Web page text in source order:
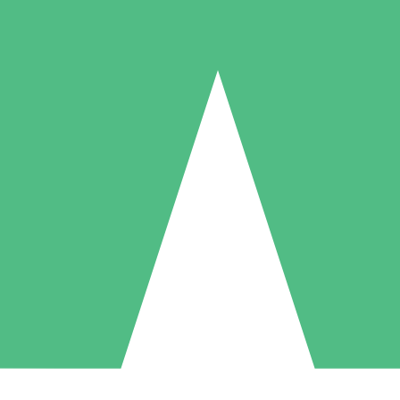
Individuelle Credit-Pakete
nach Bedarf mit Download-Credits. Keine monatliche Verpflichtung